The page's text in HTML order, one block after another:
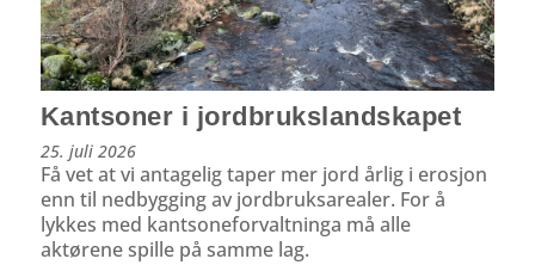
Kantsoner i jordbrukslandskapet
25. juli 2026
Få vet at vi antagelig taper mer jord årlig i erosjon
enn til nedbygging av jordbruksarealer. For å
lykkes med kantsoneforvaltninga må alle
aktørene spille på samme lag.